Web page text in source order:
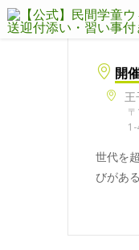
開
王
世代を
びがあ